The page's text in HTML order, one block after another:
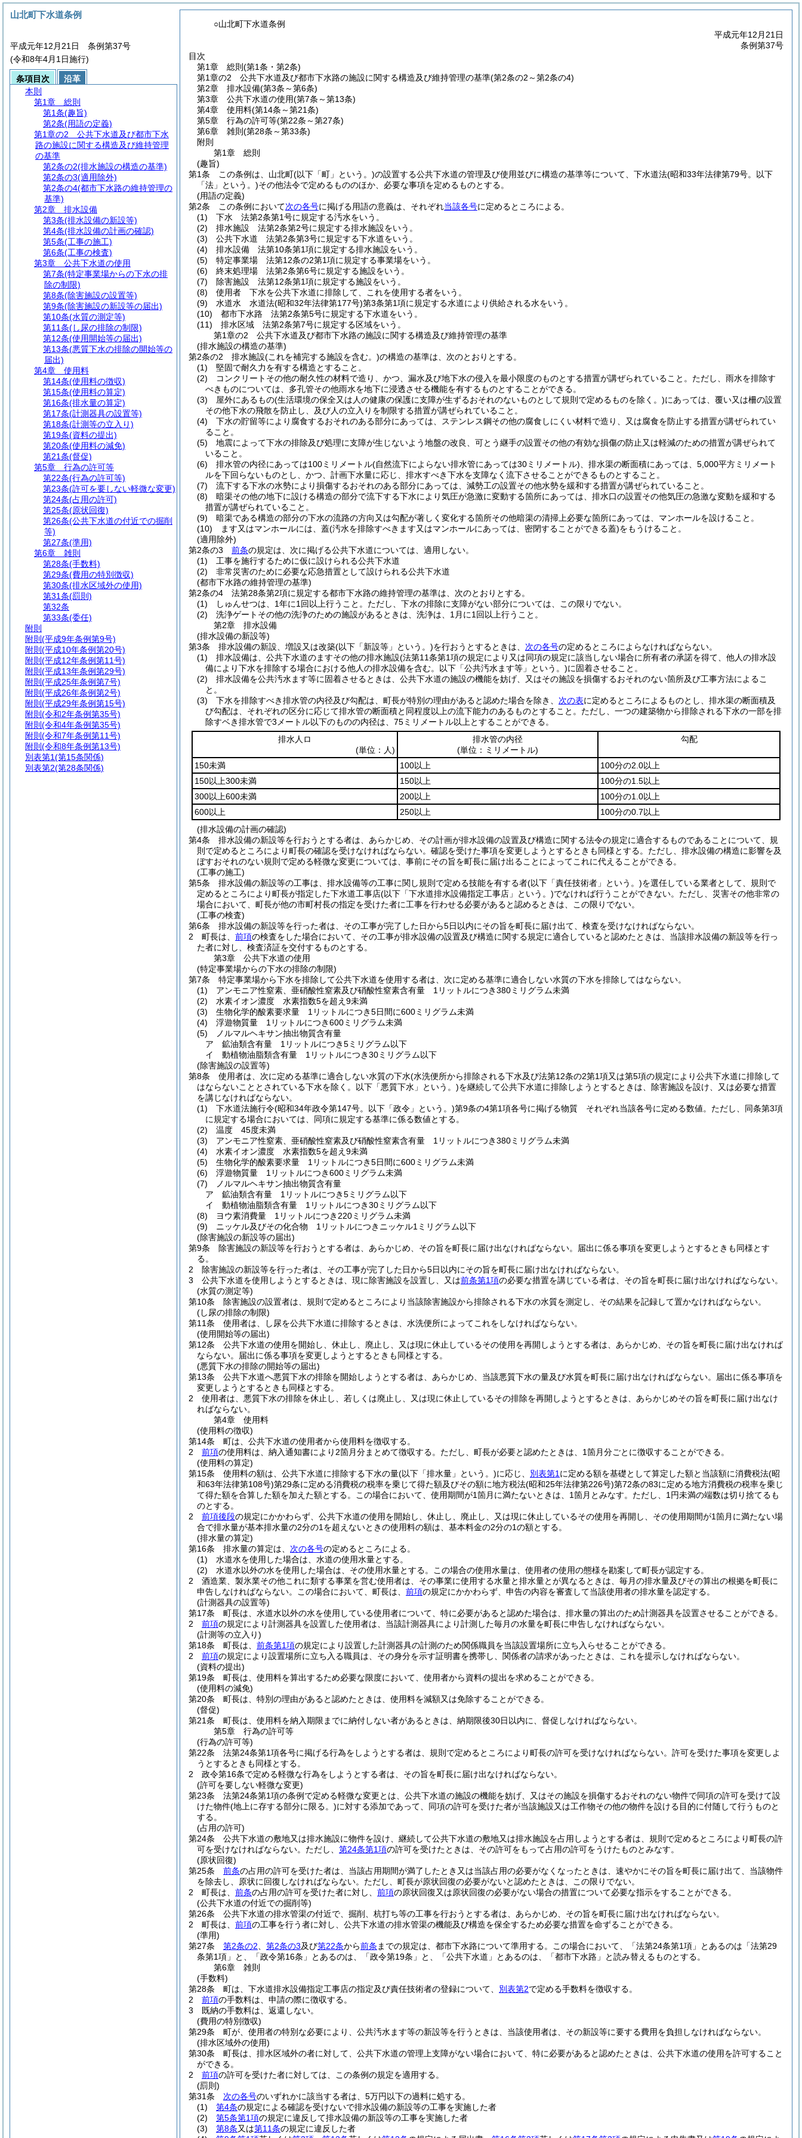
○山北町下水道条例
平成元年12月21日
条例第37号
目次
第1章
総則 (第1条・第2条)
第1章の2
公共下水道及び都市下水路の施設に関する構造及び維持管理の基準(第2条の2～第2条の4)
第2章
排水設備(第3条～第6条)
第3章
公共下水道の使用(第7条～第13条)
第4章
使用料(第14条～第21条)
第5章
行為の許可等(第22条～第27条)
第6章
雑則 (第28条～第33条)
附則
第1章
総則
(趣旨)
第1条
この条例は、山北町(以下「町」という。)の設置する公共下水道の管理及び使用並びに構造の基準等について、下水道法(昭和33年法律第79号。以下
「法」という。)その他法令で定めるもののほか、必要な事項を定めるものとする。
(用語の定義)
第2条
この条例において次の各号に掲げる用語の意義は、それぞれ当該各号に定めるところによる。
(1)
下水 法第2条第1号に規定する汚水をいう。
(2)
排水施設 法第2条第2号に規定する排水施設をいう。
(3)
公共下水道 法第2条第3号に規定する下水道をいう。
(4)
排水設備 法第10条第1項に規定する排水施設をいう。
(5)
特定事業場 法第12条の2第1項に規定する事業場をいう。
(6)
終末処理場 法第2条第6号に規定する施設をいう。
(7)
除害施設 法第12条第1項に規定する施設をいう。
(8)
使用者 下水を公共下水道に排除して、これを使用する者をいう。
(9)
水道水 水道法(昭和32年法律第177号)第3条第1項に規定する水道により供給される水をいう。
(10)
都市下水路 法第2条第5号に規定する下水道をいう。
(11)
排水区域 法第2条第7号に規定する区域をいう。
第1章の2
公共下水道及び都市下水路の施設に関する構造及び維持管理の基準
(排水施設の構造の基準)
第2条の2
排水施設(これを補完する施設を含む。)の構造の基準は、次のとおりとする。
(1)
堅固で耐久力を有する構造とすること。
(2)
コンクリートその他の耐久性の材料で造り、かつ、漏水及び地下水の侵入を最小限度のものとする措置が講ぜられていること。 ただし、雨水を排除す
べきものについては、多孔管その他雨水を地下に浸透させる機能を有するものとすることができる。
(3)
屋外にあるもの(生活環境の保全又は人の健康の保護に支障が生ずるおそれのないものとして規則で定めるものを除く。)にあっては、覆い又は柵の設置
その他下水の飛散を防止し、及び人の立入りを制限する措置が講ぜられていること。
(4)
下水の貯留等により腐食するおそれのある部分にあっては、ステンレス鋼その他の腐食しにくい材料で造り、又は腐食を防止する措置が講ぜられてい
ること。
(5)
地震によって下水の排除及び処理に支障が生じないよう地盤の改良、可とう継手の設置その他の有効な損傷の防止又は軽減のための措置が講ぜられて
いること。
(6)
排水管の内径にあっては100ミリメートル(自然流下によらない排水管にあっては30ミリメートル) 、排水渠の断面積にあっては、5,000平方ミリメート
ルを下回らないものとし、かつ、計画下水量に応じ、排水すべき下水を支障なく流下させることができるものとすること。
(7)
流下する下水の水勢により損傷するおそれのある部分にあっては、減勢工の設置その他水勢を緩和する措置が講ぜられていること。
(8)
暗渠その他の地下に設ける構造の部分で流下する下水により気圧が急激に変動する箇所にあっては、排水口の設置その他気圧の急激な変動を緩和する
措置が講ぜられていること。
(9)
暗渠である構造の部分の下水の流路の方向又は勾配が著しく変化する箇所その他暗渠の清掃上必要な箇所にあっては、マンホールを設けること。
(10)
ます又はマンホールには、蓋(汚水を排除すべきます又はマンホールにあっては、密閉することができる蓋)をもうけること。
(適用除外)
第2条の3
前条の規定は、次に掲げる公共下水道については、適用しない。
(1)
工事を施行するために仮に設けられる公共下水道
(2)
非常災害のために必要な応急措置として設けられる公共下水道
(都市下水路の維持管理の基準)
第2条の4
法第28条第2項に規定する都市下水路の維持管理の基準は、次のとおりとする。
(1)
しゅんせつは、1年に1回以上行うこと。 ただし、下水の排除に支障がない部分については、この限りでない。
(2)
洗浄ゲートその他の洗浄のための施設があるときは、洗浄は、1月に1回以上行うこと。
第2章
排水設備
(排水設備の新設等)
第3条
排水設備の新設、増設又は改築(以下「新設等」という。)を行おうとするときは、 次の各号の定めるところによらなければならない。
(1)
排水設備は、公共下水道のますその他の排水施設(法第11条第1項の規定により又は同項の規定に該当しない場合に所有者の承諾を得て、他人の排水設
備により下水を排除する場合における他人の排水設備を含む。以下「公共汚水ます等」という。)に固着させること。
(2)
排水設備を公共汚水ます等に固着させるときは、公共下水道の施設の機能を妨げ、又はその施設を損傷するおそれのない箇所及び工事方法によるこ
と。
(3)
下水を排除すべき排水管の内径及び勾配は、町長が特別の理由があると認めた場合を除き、 次の表に定めるところによるものとし、排水渠の断面積及
び勾配は、それぞれの区分に応じて排水管の断面積と同程度以上の流下能力のあるものとすること。 ただし、一つの建築物から排除される下水の一部を排
除すベき排水管で3メートル以下のものの内径は、75ミリメートル以上とすることができる。
排水人ロ
(単位：人)
排水管の内径
(単位：ミリメートル)
勾配
150未満 100以上
100分の2.0以上
150以上300未満
150以上
100分の1.5以上
300以上600未満
200以上
100分の1.0以上
600以上
250以上
100分の0.7以上
(排水設備の計画の確認)
第4条
排水設備の新設等を行おうとする者は、あらかじめ、その計画が排水設備の設置及び構造に関する法令の規定に適合するものであることについて、規
則で定めるところにより町長の確認を受けなければならない。 確認を受けた事項を変更しようとするときも同様とする。 ただし、排水設備の構造に影響を及
ぼすおそれのない規則で定める軽微な変更については、事前にその旨を町長に届け出ることによってこれに代えることができる。
(工事の施工)
第5条
排水設備の新設等の工事は、排水設備等の工事に関し規則で定める技能を有する者(以下「責任技術者」という。)を選任している業者として、規則で
定めるところにより町長が指定した下水道工事店(以下「下水道排水設備指定工事店」という。)でなければ行うことができない。 ただし、災害その他非常の
場合において、町長が他の市町村長の指定を受けた者に工事を行わせる必要があると認めるときは、この限りでない。
(工事の検査)
第6条
排水設備の新設等を行った者は、その工事が完了した日から5日以内にその旨を町長に届け出て、検査を受けなければならない。
2
町長は、 前項の検査をした場合において、その工事が排水設備の設置及び構造に関する規定に適合していると認めたときは、当該排水設備の新設等を行っ
た者に対し、検査済証を交付するものとする。
第3章
公共下水道の使用
(特定事業場からの下水の排除の制限)
第7条
特定事業場から下水を排除して公共下水道を使用する者は、次に定める基準に適合しない水質の下水を排除してはならない。
(1)
アンモニア性窒素、亜硝酸性窒素及び硝酸性窒素含有量 1リットルにつき380ミリグラム未満
(2)
水素イオン濃度 水素指数5を超え9未満
(3)
生物化学的酸素要求量 1リットルにつき5日間に600ミリグラム未満
(4)
浮遊物質量 1リットルにつき600ミリグラム未満
(5)
ノルマルヘキサン抽出物質含有量
ア
鉱油類含有量 1リットルにつき5ミリグラム以下
イ
動植物油脂類含有量 1リットルにつき30ミリグラム以下
(除害施設の設置等)
第8条
使用者は、次に定める基準に適合しない水質の下水(水洗便所から排除される下水及び法第12条の2第1項又は第5項の規定により公共下水道に排除して
はならないこととされている下水を除く。以下「悪質下水」という。)を継続して公共下水道に排除しようとするときは、除害施設を設け、又は必要な措置
を講じなければならない。
(1)
下水道法施行令(昭和34年政令第147号。以下「政令」という。)第9条の4第1項各号に掲げる物質 それぞれ当該各号に定める数値。 ただし、同条第3項
に規定する場合においては、同項に規定する基準に係る数値とする。
(2)
温度 45度未満
(3)
アンモニア性窒素、亜硝酸性窒素及び硝酸性窒素含有量 1リットルにつき380ミリグラム未満
(4)
水素イオン濃度 水素指数5を超え9未満
(5)
生物化学的酸素要求量 1リットルにつき5日間に600ミリグラム未満
(6)
浮遊物質量 1リットルにつき600ミリグラム未満
(7)
ノルマルヘキサン抽出物質含有量
ア
鉱油類含有量 1リットルにつき5ミリグラム以下
イ
動植物油脂類含有量 1リットルにつき30ミリグラム以下
(8)
ヨウ素消費量 1リットルにつき220ミリグラム未満
(9)
ニッケル及びその化合物 1リットルにつきニッケル1ミリグラム以下
(除害施設の新設等の届出)
第9条
除害施設の新設等を行おうとする者は、あらかじめ、その旨を町長に届け出なければならない。
届出に係る事項を変更しようとするときも同様とす
る。
2
除害施設の新設等を行った者は、その工事が完了した日から5日以内にその旨を町長に届け出なければならない。
3
公共下水道を使用しようとするときは、現に除害施設を設置し、又は前条第1項の必要な措置を講じている者は、その旨を町長に届け出なければならない。
(水質の測定等)
第10条
除害施設の設置者は、規則で定めるところにより当該除害施設から排除される下水の水質を測定し、その結果を記録して置かなければならない。
(し尿の排除の制限)
第11条
使用者は、し尿を公共下水道に排除するときは、水洗便所によってこれをしなければならない。
(使用開始等の届出)
第12条
公共下水道の使用を開始し、休止し、廃止し、又は現に休止しているその使用を再開しようとする者は、あらかじめ、その旨を町長に届け出なければ
ならない。
届出に係る事項を変更しようとするときも同様とする。
(悪質下水の排除の開始等の届出)
第13条
公共下水道へ悪質下水の排除を開始しようとする者は、あらかじめ、当該悪質下水の量及び水質を町長に届け出なければならない。
届出に係る事項を
変更しようとするときも同様とする。
2
使用者は、悪質下水の排除を休止し、若しくは廃止し、又は現に休止しているその排除を再開しようとするときは、あらかじめその旨を町長に届け出なけ
ればならない。
第4章
使用料
(使用料の徴収)
第14条
町は、公共下水道の使用者から使用料を徴収する。
2
前項の使用料は、納入通知書により2箇月分まとめて徴収する。 ただし、町長が必要と認めたときは、1箇月分ごとに徴収することができる。
(使用料の算定)
第15条
使用料の額は、公共下水道に排除する下水の量(以下「排水量」という。)に応じ、 別表第1 に定める額を基礎として算定した額と当該額に消費税法(昭
和63年法律第108号)第29条に定める消費税の税率を乗じて得た額及びその額に地方税法(昭和25年法律第226号)第72条の83に定める地方消費税の税率を乗じ
て得た額を合算した額を加えた額とする。
この場合において、使用期間が1箇月に満たないときは、1箇月とみなす。 ただし、1円未満の端数は切り捨てるも
のとする。
2
前項後段の規定にかかわらず、公共下水道の使用を開始し、休止し、廃止し、又は現に休止しているその使用を再開し、その使用期間が1箇月に満たない場
合で排水量が基本排水量の2分の1を超えないときの使用料の額は、基本料金の2分の1の額とする。
(排水量の算定)
第16条
排水量の算定は、 次の各号の定めるところによる。
(1)
水道水を使用した場合は、水道の使用水量とする。
(2)
水道水以外の水を使用した場合は、その使用水量とする。
この場合の使用水量は、使用者の使用の態様を勘案して町長が認定する。
2
酒造業、製氷業その他これに類する事業を営む使用者は、その事業に使用する水量と排水量とが異なるときは、毎月の排水量及びその算出の根拠を町長に
申告しなければならない。
この場合において、町長は、 前項の規定にかかわらず、申告の内容を審査して当該使用者の排水量を認定する。
(計測器具の設置等)
第17条
町長は、水道水以外の水を使用している使用者について、特に必要があると認めた場合は、排水量の算出のため計測器具を設置させることができる。
2
前項の規定により計測器具を設置した使用者は、当該計測器具により計測した毎月の水量を町長に申告しなければならない。
(計測等の立入り)
第18条
町長は、 前条第1項の規定により設置した計測器具の計測のため関係職員を当該設置場所に立ち入らせることができる。
2
前項の規定により設置場所に立ち入る職員は、その身分を示す証明書を携帯し、関係者の請求があったときは、これを提示しなければならない。
(資料の提出)
第19条
町長は、使用料を算出するため必要な限度において、使用者から資料の提出を求めることができる。
(使用料の減免)
第20条
町長は、特別の理由があると認めたときは、使用料を減額又は免除することができる。
(督促)
第21条
町長は、使用料を納入期限までに納付しない者があるときは、納期限後30日以内に、督促しなければならない。
第5章
行為の許可等
(行為の許可等)
第22条
法第24条第1項各号に掲げる行為をしようとする者は、規則で定めるところにより町長の許可を受けなければならない。 許可を受けた事項を変更しよ
うとするときも同様とする。
2
政令第16条で定める軽微な行為をしようとする者は、その旨を町長に届け出なければならない。
(許可を要しない軽微な変更)
第23条
法第24条第1項の条例で定める軽微な変更とは、公共下水道の施設の機能を妨げ、又はその施設を損傷するおそれのない物件で同項の許可を受けて設
けた物件(地上に存する部分に限る。)に対する添加であって、同項の許可を受けた者が当該施設又は工作物その他の物件を設ける目的に付随して行うものと
する。
(占用の許可)
第24条
公共下水道の敷地又は排水施設に物件を設け、継続して公共下水道の敷地又は排水施設を占用しようとする者は、規則で定めるところにより町長の許
可を受けなければならない。 ただし、 第24条第1項の許可を受けたときは、その許可をもって占用の許可をうけたものとみなす。
(原状回復)
第25条
前条の占用の許可を受けた者は、当該占用期間が満了したとき又は当該占用の必要がなくなったときは、速やかにその旨を町長に届け出て、当該物件
を除去し、原状に回復しなければならない。 ただし、町長が原状回復の必要がないと認めたときは、この限りでない。
2
町長は、 前条の占用の許可を受けた者に対し、 前項の原状回復又は原状回復の必要がない場合の措置について必要な指示をすることができる。
(公共下水道の付近での掘削等)
第26条
公共下水道の排水管渠の付近で、掘削、杭打ち等の工事を行おうとする者は、あらかじめ、その旨を町長に届け出なければならない。
2
町長は、 前項の工事を行う者に対し、公共下水道の排水管渠の機能及び構造を保全するため必要な措置を命ずることができる。
(準用)
第27条
第2条の2 第2条の3及び第22条から前条 までの規定は、都市下水路について準用する。
この場合において、「法第24条第1項」とあるのは「法第29
条第1項」と、「政令第16条」とあるのは、「政令第19条」と、「公共下水道」とあるのは、「都市下水路」と読み替えるものとする。
第6章
雑則
(手数料)
第28条
町は、下水道排水設備指定工事店の指定及び責任技術者の登録について、 別表第2で定める手数料を徴収する。
2
前項の手数料は、申請の際に徴収する。
3
既納の手数料は、返還しない。
(費用の特別徴収)
第29条
町が、使用者の特別な必要により、公共汚水ます等の新設等を行うときは、当該使用者は、その新設等に要する費用を負担しなければならない。
(排水区域外の使用)
第30条
町長は、排水区域外の者に対して、公共下水道の管理上支障がない場合において、特に必要があると認めたときは、公共下水道の使用を許可すること
ができる。
2
前項の許可を受けた者に対しては、この条例の規定を適用する。
(罰則)
第31条
次の各号のいずれかに該当する者は、5万円以下の過料に処する。
(1)
第4条の規定による確認を受けないで排水設備の新設等の工事を実施した者
(2)
第5条第1項の規定に違反して排水設備の新設等の工事を実施した者
(3)
第8条又は第11条の規定に違反した者
山北町下水道条例
平成元年12月21日 条例第37号
(令和8年4月1日施行)
条項目次
沿革
本則
第1章
総則
第1条(趣旨)
第2条(用語の定義)
第1章の2
公共下水道及び都市下水
路の施設に関する構造及び維持管理
の基準
第2条の2(排水施設の構造の基準)
第2条の3(適用除外)
第2条の4(都市下水路の維持管理の
基準)
第2章
排水設備
第3条(排水設備の新設等)
第4条(排水設備の計画の確認)
第5条(工事の施工)
第6条(工事の検査)
第3章
公共下水道の使用
第7条(特定事業場からの下水の排
除の制限)
第8条(除害施設の設置等)
第9条(除害施設の新設等の届出)
第10条(水質の測定等)
第11条(し尿の排除の制限)
第12条(使用開始等の届出)
第13条(悪質下水の排除の開始等の
届出)
第4章
使用料
第14条(使用料の徴収)
第15条(使用料の算定)
第16条(排水量の算定)
第17条(計測器具の設置等)
第18条(計測等の立入り)
第19条(資料の提出)
第20条(使用料の減免)
第21条(督促)
第5章
行為の許可等
第22条(行為の許可等)
第23条(許可を要しない軽微な変更)
第24条(占用の許可)
第25条(原状回復)
第26条(公共下水道の付近での掘削
等)
第27条(準用)
第6章
雑則
第28条(手数料)
第29条(費用の特別徴収)
第30条(排水区域外の使用)
第31条(罰則)
第32条
第33条(委任)
附則
附則 (平成9年条例第9号)
附則 (平成10年条例第20号)
附則 (平成12年条例第11号)
附則 (平成13年条例第29号)
附則 (平成25年条例第7号)
附則 (平成26年条例第2号)
附則 (平成29年条例第15号)
附則 (令和2年条例第35号)
附則 (令和4年条例第35号)
附則 (令和7年条例第11号)
附則 (令和8年条例第13号)
別表第1(第15条関係)
別表第2(第28条関係)